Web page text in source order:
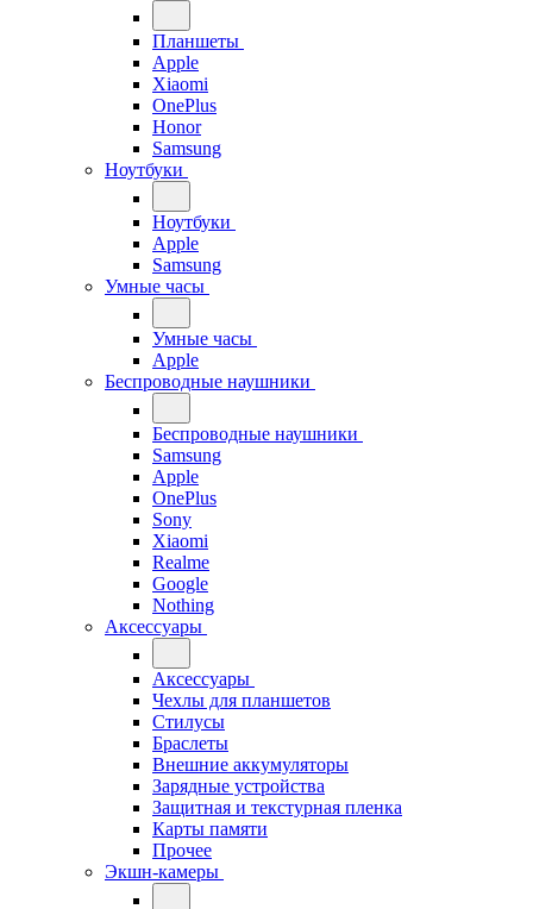
Планшеты
Apple
Xiaomi
OnePlus
Honor
Samsung
Ноутбуки
Ноутбуки
Apple
Samsung
Умные часы
Умные часы
Apple
Беспроводные наушники
Беспроводные наушники
Samsung
Apple
OnePlus
Sony
Xiaomi
Realme
Google
Nothing
Аксессуары
Аксессуары
Чехлы для планшетов
Стилусы
Браслеты
Внешние аккумуляторы
Зарядные устройства
Защитная и текстурная пленка
Карты памяти
Прочее
Экшн-камеры